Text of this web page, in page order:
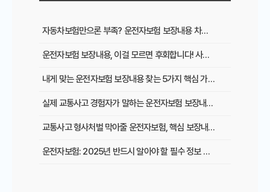
자동차보험만으론 부족? 운전자보험 보장내용 차이와 필수 가입 이유
운전자보험 보장내용, 이걸 모르면 후회합니다! 사고 시 혜택 총정리
내게 맞는 운전자보험 보장내용 찾는 5가지 핵심 가이드
실제 교통사고 경험자가 말하는 운전자보험 보장내용의 중요성
교통사고 형사처벌 막아줄 운전자보험, 핵심 보장내용은 무엇일까?
운전자보험: 2025년 반드시 알아야 할 필수 정보 및 가입 전략